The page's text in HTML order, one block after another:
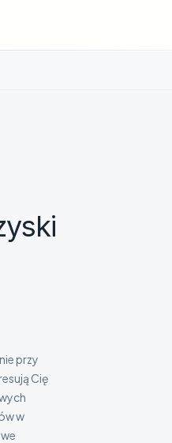
przy
Cię
w